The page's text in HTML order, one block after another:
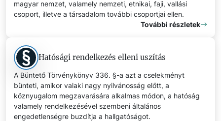
magyar nemzet, valamely nemzeti, etnikai, faji, vallási
csoport, illetve a társadalom további csoportjai ellen.
További részletek
Hatósági rendelkezés elleni uszítás
A Büntető Törvénykönyv 336. §-a azt a cselekményt
bünteti, amikor valaki nagy nyilvánosság előtt, a
köznyugalom megzavarására alkalmas módon, a hatóság
valamely rendelkezésével szembeni általános
engedetlenségre buzdítja a hallgatóságot.